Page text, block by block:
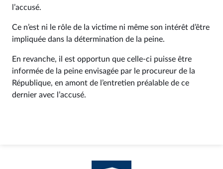
l’accusé.
Ce n’est ni le rôle de la victime ni même son intérêt d’être
impliquée dans la détermination de la peine.
En revanche, il est opportun que celle-ci puisse être
informée de la peine envisagée par le procureur de la
République, en amont de l’entretien préalable de ce
dernier avec l’accusé.